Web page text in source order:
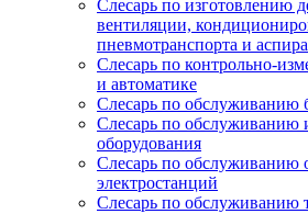
Слесарь по изготовлению
вентиляции,
пневмотранспорта и
Слесарь по контрольно-
и автоматике
Слесарь по обслуживанию
Слесарь по обслуживанию
оборудования
Слесарь по обслуживанию
электростанций
Слесарь по обслуживанию